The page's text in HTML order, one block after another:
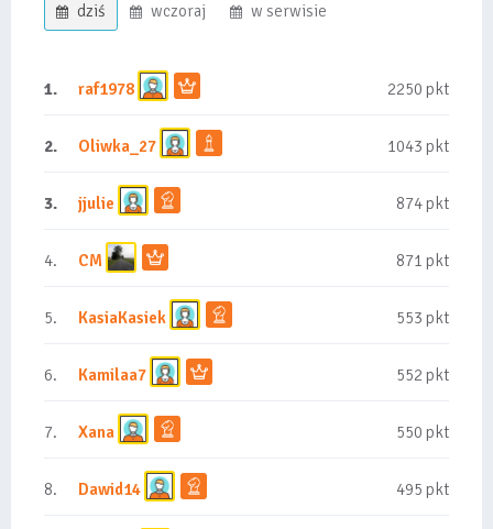
dziś wczoraj w serwisie
1. raf1978 2250 pkt
2. Oliwka_27 1043 pkt
3. jjulie 874 pkt
4. CM 871 pkt
5. KasiaKasiek 553 pkt
6. Kamilaa7 552 pkt
7. Xana 550 pkt
8. Dawid14 495 pkt